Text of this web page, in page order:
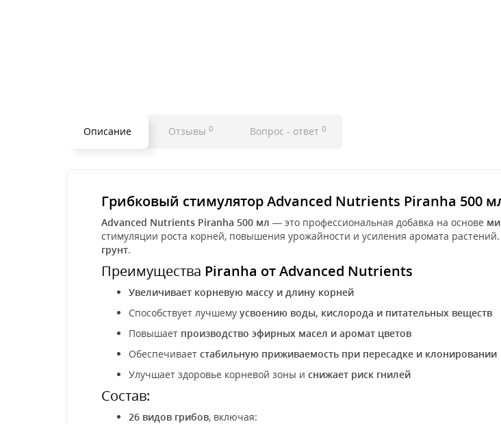
Описание Отзывы 0 Вопрос - ответ 0
Грибковый стимулятор Advanced Nutrients Piranha 500
Advanced Nutrients Piranha 500 мл — это профессиональная добавка на основе
стимуляции роста корней, повышения урожайности и усиления аромата
грунт.
Преимущества Piranha от Advanced Nutrients
Увеличивает корневую массу и длину корней
Способствует лучшему усвоению воды, кислорода и питательных веществ
Повышает производство эфирных масел и аромат цветов
Обеспечивает стабильную приживаемость при пересадке и клонировании
Улучшает здоровье корневой зоны и снижает риск гнилей
Состав:
26 видов грибов, включая: